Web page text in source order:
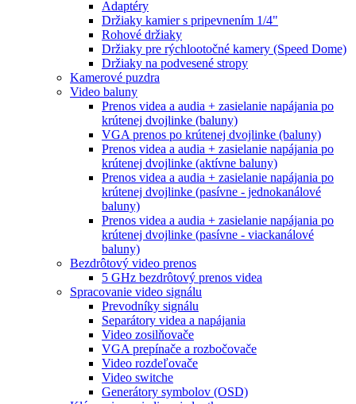
Adaptéry
Držiaky kamier s pripevnením 1/4"
Rohové držiaky
Držiaky pre rýchlootočné kamery (Speed Dome)
Držiaky na podvesené stropy
Kamerové puzdra
Video baluny
Prenos videa a audia + zasielanie napájania po
krútenej dvojlinke (baluny)
VGA prenos po krútenej dvojlinke (baluny)
Prenos videa a audia + zasielanie napájania po
krútenej dvojlinke (aktívne baluny)
Prenos videa a audia + zasielanie napájania po
krútenej dvojlinke (pasívne - jednokanálové
baluny)
Prenos videa a audia + zasielanie napájania po
krútenej dvojlinke (pasívne - viackanálové
baluny)
Bezdrôtový video prenos
5 GHz bezdrôtový prenos videa
Spracovanie video signálu
Prevodníky signálu
Separátory videa a napájania
Video zosilňovače
VGA prepínače a rozbočovače
Video rozdeľovače
Video switche
Generátory symbolov (OSD)